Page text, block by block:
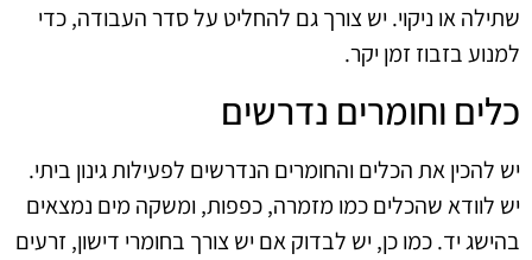
שתילה או ניקוי. יש צורך גם להחליט על סדר העבודה, כדי
למנוע בזבוז זמן יקר.
כלים וחומרים נדרשים
יש להכין את הכלים והחומרים הנדרשים לפעילות גינון ביתי.
יש לוודא שהכלים כמו מזמרה, כפפות, ומשקה מים נמצאים
בהישג יד. כמו כן, יש לבדוק אם יש צורך בחומרי דישון, זרעים